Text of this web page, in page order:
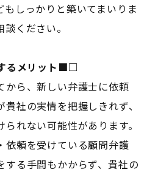
もしっかりと築いてまいりま
ください。
るメリット■□――
から、新しい弁護士に依頼
社の実情を把握しきれず、
れない可能性があります。
依頼を受けている顧問弁護
する手間もかからず、貴社の